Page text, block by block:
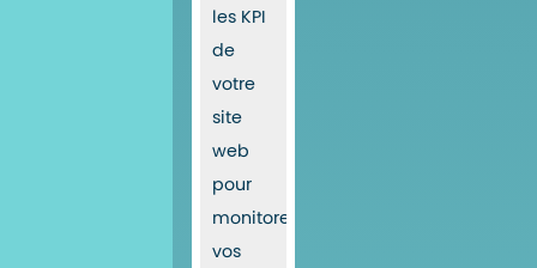
les KPI
de
votre
site
web
pour
monitorer
vos